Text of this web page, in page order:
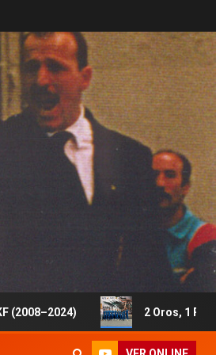
2 Oros, 1 Plata y 5 Bronces